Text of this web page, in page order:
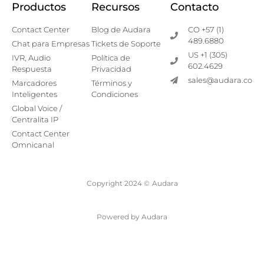
Productos
Contact Center
Chat para Empresas
IVR, Audio
Respuesta
Marcadores
Inteligentes
Global Voice /
Centralita IP
Contact Center
Omnicanal
Recursos
Blog de Audara
Tickets de Soporte
Política de
Privacidad
Términos y
Condiciones
Contacto
CO +57 (1)
489.6880
US +1 (305)
602.4629
sales@audara.co
Copyright 2024 © Audara
Powered by Audara